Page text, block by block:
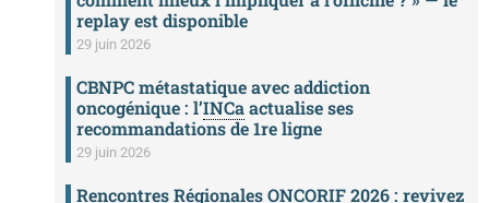
replay est disponible
29 juin 2026
CBNPC métastatique avec addiction
oncogénique : l’INCaactualise ses
recommandations de 1re ligne
29 juin 2026
Rencontres Régionales ONCORIF 2026 : revivez